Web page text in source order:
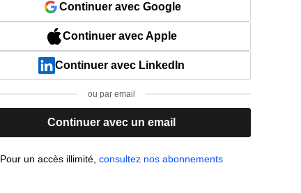
Continuer avec Google
Continuer avec Apple
Continuer avec LinkedIn
ou par email
Continuer avec un email
Pour un accès illimité,consultez nos abonnements